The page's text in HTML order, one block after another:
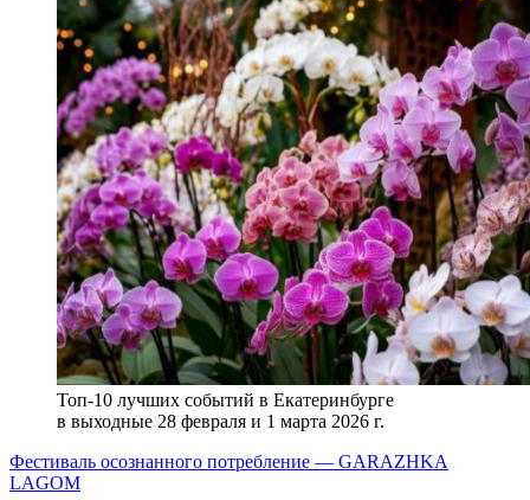
Топ-10 лучших событий в Екатеринбурге
в выходные 28 февраля и 1 марта 2026 г.
Фестиваль осознанного потребление — GARAZHKA
LAGOM